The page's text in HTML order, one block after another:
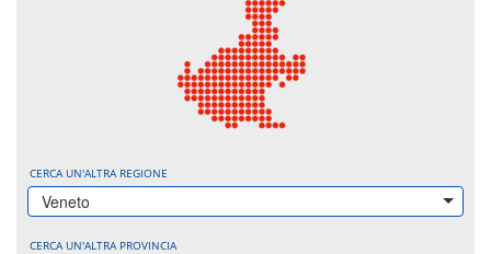
CERCA UN'ALTRA REGIONE
Veneto
CERCA UN'ALTRA PROVINCIA